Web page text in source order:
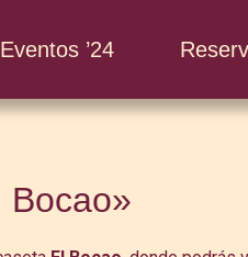
Eventos ’24
Bocao»